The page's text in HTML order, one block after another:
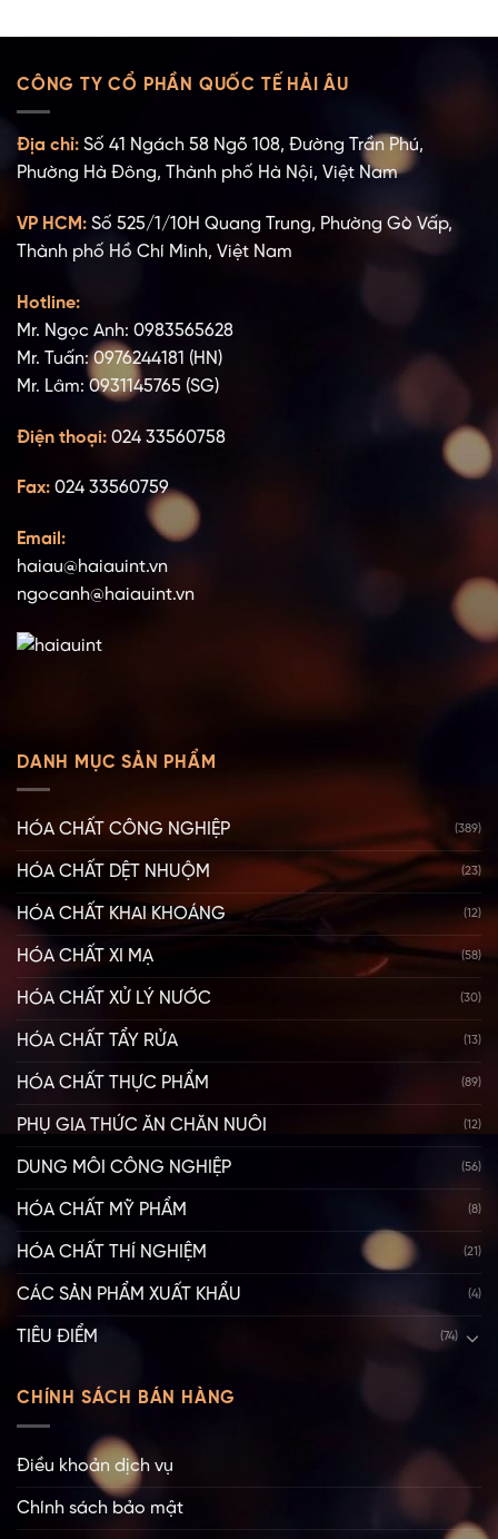
CÔNG TY CỔ PHẦN QUỐC TẾ HẢI ÂU
Địa chỉ: Số 41 Ngách 58 Ngõ 108, Đường Trần Phú,
Phường Hà Đông, Thành phố Hà Nội, Việt Nam
VP HCM: Số 525/1/10H Quang Trung, Phường Gò Vấp,
Thành phố Hồ Chí Minh, Việt Nam
Hotline:
Mr. Ngọc Anh: 0983565628
Mr. Tuấn: 0976244181 (HN)
Mr. Lâm: 0931145765 (SG)
Điện thoại: 024 33560758
Fax: 024 33560759
Email:
haiau@haiauint.vn
ngocanh@haiauint.vn
DANH MỤC SẢN PHẨM
HÓA CHẤT CÔNG NGHIỆP (389)
HÓA CHẤT DỆT NHUỘM (23)
HÓA CHẤT KHAI KHOÁNG (12)
HÓA CHẤT XI MẠ (58)
HÓA CHẤT XỬ LÝ NƯỚC (30)
HÓA CHẤT TẨY RỬA (13)
HÓA CHẤT THỰC PHẨM (89)
PHỤ GIA THỨC ĂN CHĂN NUÔI (12)
DUNG MÔI CÔNG NGHIỆP (56)
HÓA CHẤT MỸ PHẨM (8)
HÓA CHẤT THÍ NGHIỆM (21)
CÁC SẢN PHẨM XUẤT KHẨU (4)
TIÊU ĐIỂM (74)
CHÍNH SÁCH BÁN HÀNG
Điều khoản dịch vụ
Chính sách bảo mật